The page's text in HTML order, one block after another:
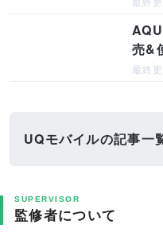
最終
売&
最終
UQモバイルの記事一
SUPERVISOR
監修者について